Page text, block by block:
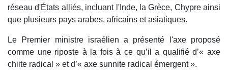
réseau d'États alliés, incluant l'Inde, la Grèce, Chypre ainsi
que plusieurs pays arabes, africains et asiatiques.
Le Premier ministre israélien a présenté l'axe proposé
comme une riposte à la fois à ce qu’il a qualifié d’« axe
chiite radical » et d’« axe sunnite radical émergent ».